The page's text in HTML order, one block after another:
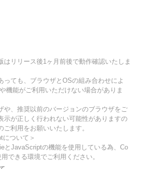
リリース後1ヶ月前後で動作確認いたしま
ても、ブラウザとOSの組み合わせによ
機能がご利用いただけない場合がありま
や、推奨以前のバージョンのブラウザをご
示が正しく行われない可能性がありますの
ご利用をお願いいたします。
について＞
とJavaScriptの機能を使用している為、Co
できる環境でご利用ください。